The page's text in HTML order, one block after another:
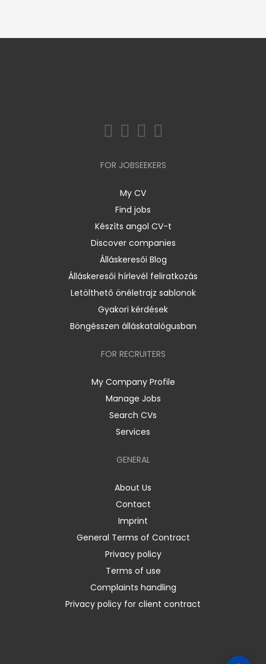
FOR JOBSEEKERS
My CV
Find jobs
Készíts angol CV-t
Discover companies
Álláskeresői Blog
Álláskeresői hírlevél feliratkozás
Letölthető önéletrajz sablonok
Gyakori kérdések
Böngésszen álláskatalógusban
FOR RECRUITERS
My Company Profile
Manage Jobs
Search CVs
Services
GENERAL
About Us
Contact
Imprint
General Terms of Contract
Privacy policy
Terms of use
Complaints handling
Privacy policy for client contract